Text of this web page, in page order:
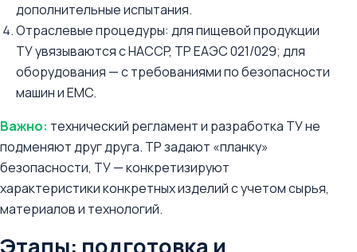
дополнительные испытания.
Отраслевые процедуры: для пищевой продукции
ТУ увязываются с HACCP, ТР ЕАЭС 021/029; для
оборудования — с требованиями по безопасности
машин и EMC.
Важно: технический регламент и разработка ТУ не
подменяют друг друга. ТР задают «планку»
безопасности, ТУ — конкретизируют
характеристики конкретных изделий с учетом сырья,
материалов и технологий.
Этапы: подготовка и